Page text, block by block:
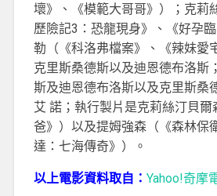
壞》、《模範大哥哥》）；克莉
歷險記3：恐龍現身》、《好孕
勒（《科洛弗檔案》、《辣妹愛
克里斯桑德斯以及迪恩德布洛斯
斯及迪恩德布洛斯以及克里斯桑
艾 諾；執行製片是克莉絲汀貝爾
爸》）以及提姆強森（《森林保
達：七海傳奇》）。
以上電影資料取自： Yahoo!奇摩